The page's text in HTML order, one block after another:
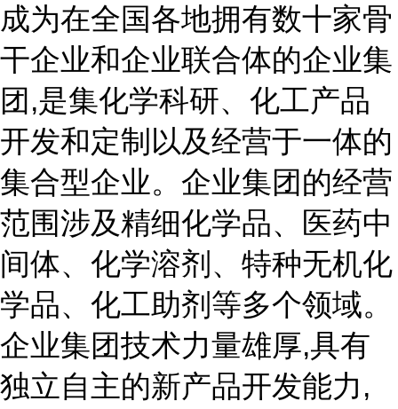
成为在全国各地拥有数十家骨
干企业和企业联合体的企业集
团,是集化学科研、化工产品
开发和定制以及经营于一体的
集合型企业。企业集团的经营
范围涉及精细化学品、医药中
间体、化学溶剂、特种无机化
学品、化工助剂等多个领域。
企业集团技术力量雄厚,具有
独立自主的新产品开发能力,